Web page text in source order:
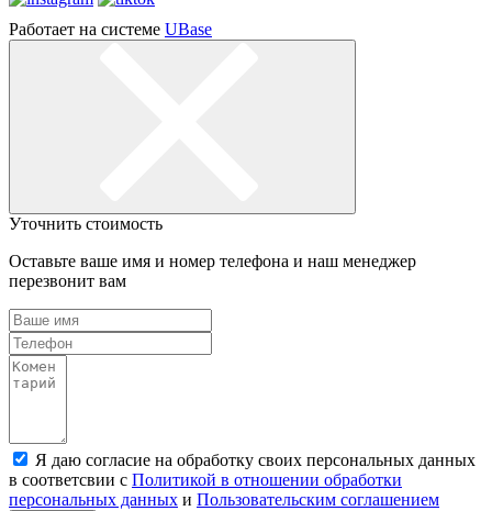
Работает на системе UBase
Уточнить стоимость
Оставьте ваше имя и номер телефона и наш менеджер
перезвонит вам
Я даю согласие на обработку своих персональных данных
в соответсвии с Политикой в отношении обработки
персональных данных и Пользовательским соглашением